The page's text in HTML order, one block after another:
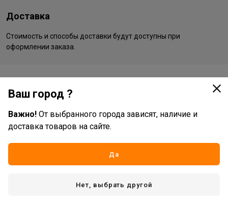
Доставка
Стоимость и способы доставки будут доступны при
оформлении заказа.
Характеристики
Жизненный цикл номенклатуры Рабочий ассортимент
Ваш город ?
Важно! От выбранного города зависят, наличие и
доставка товаров на сайте.
Да
Нет, выбрать другой